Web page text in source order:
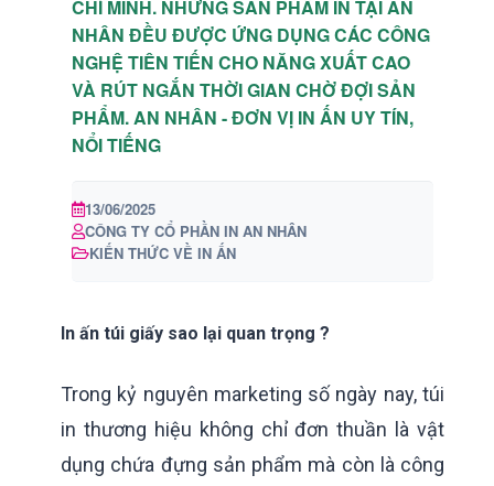
CHÍ MINH. NHỮNG SẢN PHẨM IN TẠI AN
NHÂN ĐỀU ĐƯỢC ỨNG DỤNG CÁC CÔNG
NGHỆ TIÊN TIẾN CHO NĂNG XUẤT CAO
VÀ RÚT NGẮN THỜI GIAN CHỜ ĐỢI SẢN
PHẨM. AN NHÂN - ĐƠN VỊ IN ẤN UY TÍN,
NỔI TIẾNG
13/06/2025
CÔNG TY CỔ PHẦN IN AN NHÂN
KIẾN THỨC VỀ IN ẤN
In ấn túi giấy sao lại quan trọng ?
Trong kỷ nguyên marketing số ngày nay, túi
in thương hiệu không chỉ đơn thuần là vật
dụng chứa đựng sản phẩm mà còn là công